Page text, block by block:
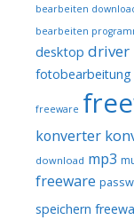
bearbeiten
bearbeiten
desktop driver
fotobearbeitung
freeware
konverter
download mp3
freeware
speichern